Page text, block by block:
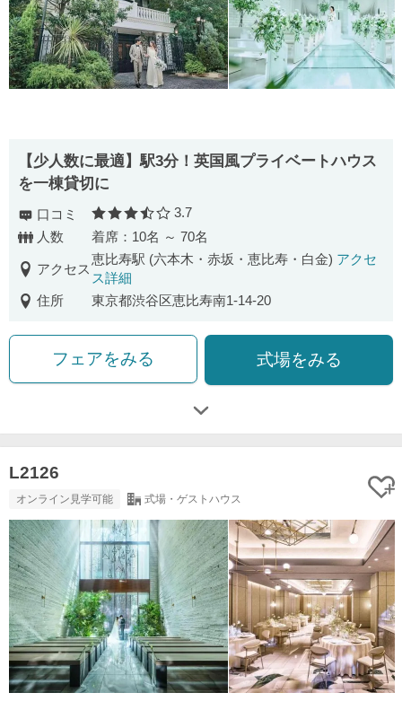
【少人数に最適】駅3分！英国風プライベートハウス
を一棟貸切に
口コミ 口コミ評価
3.7
人数
着席：10名 ～ 70名
アクセス
恵比寿駅 (六本木・赤坂・恵比寿・白金) アクセ
ス詳細
住所
東京都渋谷区恵比寿南1-14-20
フェアをみる 式場をみる
L2126
オンライン見学可能 式場・ゲストハウス